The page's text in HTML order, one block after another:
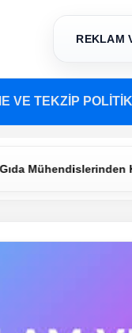
REKLAM
VE TEKZİP
Kritik Uyarı